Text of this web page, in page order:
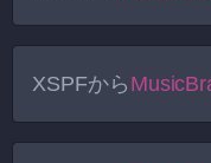
XSPFから